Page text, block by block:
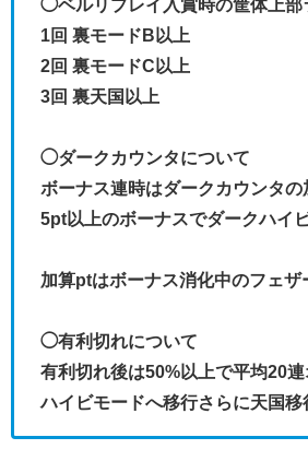
◯ベルリプレイ入賞時の筐体上部
1回 裏モードB以上
2回 裏モードC以上
3回 裏天国以上
◯ダークカウンタについて
ボーナス連時はダークカウンタの
5pt以上のボーナスでダークハイ
加算ptはボーナス消化中のフェザ
◯有利切れについて
有利切れ後は50%以上で平均20
ハイビモードへ移行さらに天国移